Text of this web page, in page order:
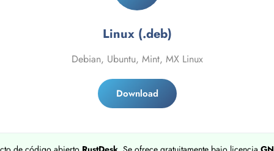
Linux (.deb)
Debian, Ubuntu, Mint, MX Linux
Download